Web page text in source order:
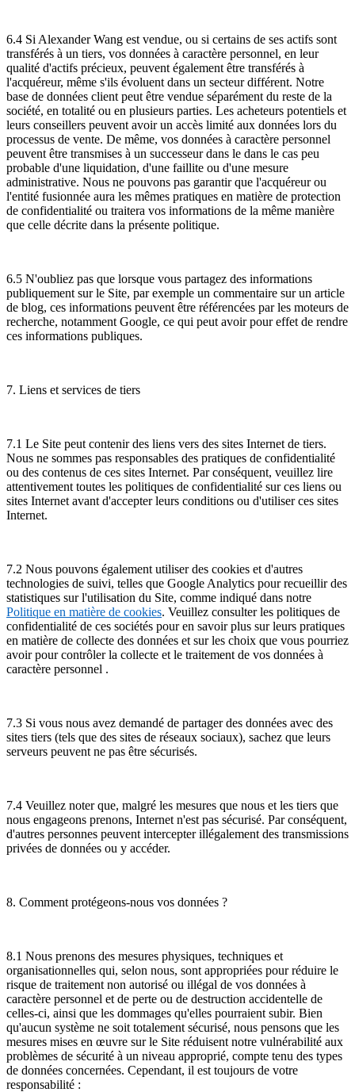
6.4 Si Alexander Wang est vendue, ou si certains de ses actifs sont
transférés à un tiers, vos données à caractère personnel, en leur
qualité d'actifs précieux, peuvent également être transférés à
l'acquéreur, même s'ils évoluent dans un secteur différent. Notre
base de données client peut être vendue séparément du reste de la
société, en totalité ou en plusieurs parties. Les acheteurs potentiels et
leurs conseillers peuvent avoir un accès limité aux données lors du
processus de vente. De même, vos données à caractère personnel
peuvent être transmises à un successeur dans le dans le cas peu
probable d'une liquidation, d'une faillite ou d'une mesure
administrative. Nous ne pouvons pas garantir que l'acquéreur ou
l'entité fusionnée aura les mêmes pratiques en matière de protection
de confidentialité ou traitera vos informations de la même manière
que celle décrite dans la présente politique.
6.5 N'oubliez pas que lorsque vous partagez des informations
publiquement sur le Site, par exemple un commentaire sur un article
de blog, ces informations peuvent être référencées par les moteurs de
recherche, notamment Google, ce qui peut avoir pour effet de rendre
ces informations publiques.
7. Liens et services de tiers
7.1 Le Site peut contenir des liens vers des sites Internet de tiers.
Nous ne sommes pas responsables des pratiques de confidentialité
ou des contenus de ces sites Internet. Par conséquent, veuillez lire
attentivement toutes les politiques de confidentialité sur ces liens ou
sites Internet avant d'accepter leurs conditions ou d'utiliser ces sites
Internet.
7.2 Nous pouvons également utiliser des cookies et d'autres
technologies de suivi, telles que Google Analytics pour recueillir des
statistiques sur l'utilisation du Site, comme indiqué dans notre
Politique en matière de cookies. Veuillez consulter les politiques de
confidentialité de ces sociétés pour en savoir plus sur leurs pratiques
en matière de collecte des données et sur les choix que vous pourriez
avoir pour contrôler la collecte et le traitement de vos données à
caractère personnel .
7.3 Si vous nous avez demandé de partager des données avec des
sites tiers (tels que des sites de réseaux sociaux), sachez que leurs
serveurs peuvent ne pas être sécurisés.
7.4 Veuillez noter que, malgré les mesures que nous et les tiers que
nous engageons prenons, Internet n'est pas sécurisé. Par conséquent,
d'autres personnes peuvent intercepter illégalement des transmissions
privées de données ou y accéder.
8. Comment protégeons-nous vos données ?
8.1 Nous prenons des mesures physiques, techniques et
organisationnelles qui, selon nous, sont appropriées pour réduire le
risque de traitement non autorisé ou illégal de vos données à
caractère personnel et de perte ou de destruction accidentelle de
celles-ci, ainsi que les dommages qu'elles pourraient subir. Bien
qu'aucun système ne soit totalement sécurisé, nous pensons que les
mesures mises en œuvre sur le Site réduisent notre vulnérabilité aux
problèmes de sécurité à un niveau approprié, compte tenu des types
de données concernées. Cependant, il est toujours de votre
responsabilité :